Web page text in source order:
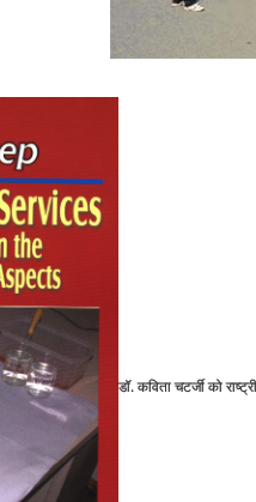
डॉ. कविता चटर्जी को